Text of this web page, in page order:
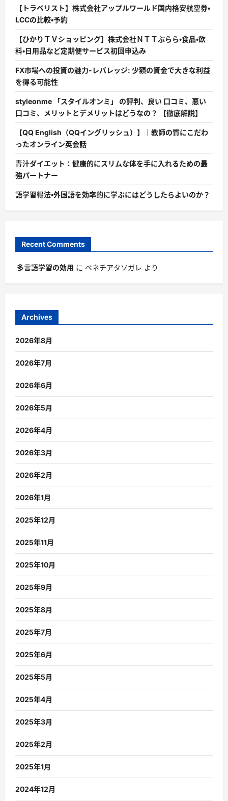
【トラベリスト】株式会社アップルワールド国内格安航空券・
LCCの比較・予約
【ひかりＴＶショッピング】株式会社ＮＴＴぷらら・食品・飲
料・日用品など定期便サービス初回申込み
FX市場への投資の魅力-レバレッジ: 少額の資金で大きな利益
を得る可能性
styleonme 「スタイルオンミ」 の評判、良い 口コミ、悪い
口コミ、メリットとデメリットはどうなの？ 【徹底解説】
【QQ English（QQイングリッシュ）】｜教師の質にこだわ
ったオンライン英会話
青汁ダイエット：健康的にスリムな体を手に入れるための最
強パートナー
語学習得法・外国語を効率的に学ぶにはどうしたらよいのか？
Recent Comments
多言語学習の効用 に ベネチアタソガレ より
Archives
2026年8月
2026年7月
2026年6月
2026年5月
2026年4月
2026年3月
2026年2月
2026年1月
2025年12月
2025年11月
2025年10月
2025年9月
2025年8月
2025年7月
2025年6月
2025年5月
2025年4月
2025年3月
2025年2月
2025年1月
2024年12月